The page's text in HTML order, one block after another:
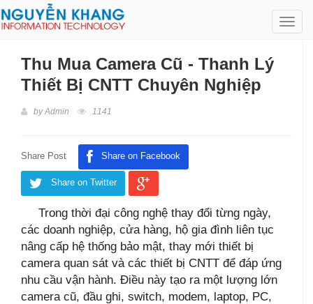
Thu Mua Camera Cũ - Thanh Lý
Thiết Bị CNTT Chuyên Nghiệp
byAdmin 1141
Share Post Share on Facebook
Share on Twitter
Trong thời đại công nghệ thay đổi từng ngày,
các doanh nghiệp, cửa hàng, hộ gia đình liên tục
nâng cấp hệ thống bảo mật, thay mới thiết bị
camera quan sát và các thiết bị CNTT để đáp ứng
nhu cầu vận hành. Điều này tạo ra một lượng lớn
camera cũ, đầu ghi, switch, modem, laptop, PC,